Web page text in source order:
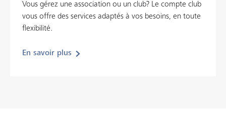
Vous gérez une association ou un club? Le compte club
vous offre des services adaptés à vos besoins, en toute
flexibilité.
En savoir plus